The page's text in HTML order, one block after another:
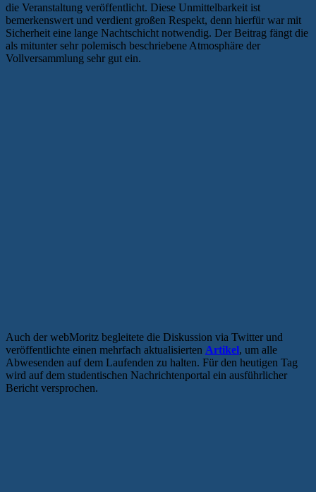
die Veranstaltung veröffentlicht. Diese Unmittelbarkeit ist
bemerkenswert und verdient großen Respekt, denn hierfür war mit
Sicherheit eine lange Nachtschicht notwendig. Der Beitrag fängt die
als mitunter sehr polemisch beschriebene Atmosphäre der
Vollversammlung sehr gut ein.
Auch der webMoritz begleitete die Diskussion via Twitter und
veröffentlichte einen mehrfach aktualisierten Artikel, um alle
Abwesenden auf dem Laufenden zu halten. Für den heutigen Tag
wird auf dem studentischen Nachrichtenportal ein ausführlicher
Bericht versprochen.